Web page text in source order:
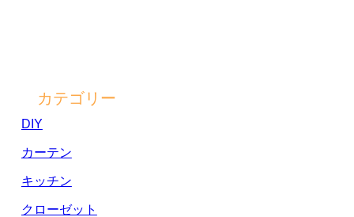
カテゴリー
DIY
カーテン
キッチン
クローゼット